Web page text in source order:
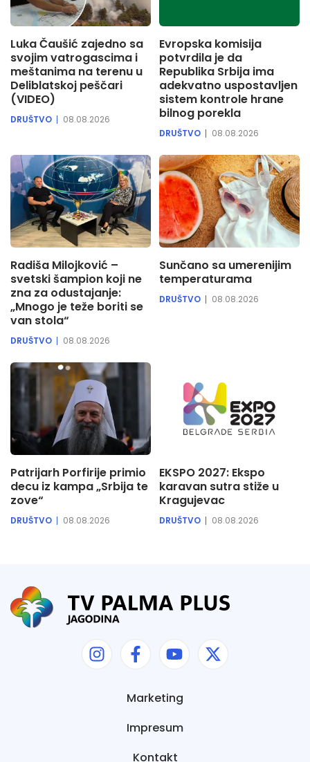
Luka Čaušić zajedno sa
svojim vatrogascima i
meštanima na terenu u
Deliblatskoj peščari
(VIDEO)
DRUŠTVO 08.08.2026
Evropska komisija
potvrdila je da
Republika Srbija ima
adekvatno uspostavljen
sistem kontrole hrane
bilnog porekla
DRUŠTVO 08.08.2026
Radiša Milojković –
svetski šampion koji ne
zna za odustajanje:
„Mnogo je teže boriti se
van stola“
DRUŠTVO 08.08.2026
Sunčano sa umerenijim
temperaturama
DRUŠTVO 08.08.2026
Patrijarh Porfirije primio
decu iz kampa „Srbija te
zove“
DRUŠTVO 08.08.2026
EKSPO 2027: Ekspo
karavan sutra stiže u
Kragujevac
DRUŠTVO 08.08.2026
Marketing
Impresum
Kontakt